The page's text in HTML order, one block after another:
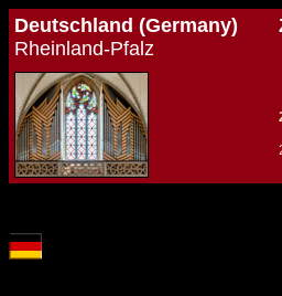
Deutschland (Germany)
Rheinland-Pfalz